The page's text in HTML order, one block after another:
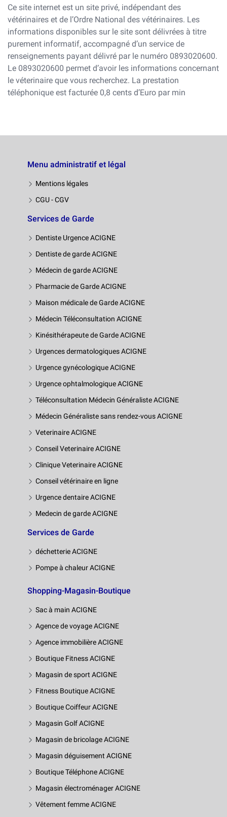
Ce site internet est un site privé, indépendant des
vétérinaires et de l’Ordre National des vétérinaires. Les
informations disponibles sur le site sont délivrées à titre
purement informatif, accompagné d’un service de
renseignements payant délivré par le numéro 0893020600.
Le 0893020600 permet d’avoir les informations concernant
le véterinaire que vous recherchez. La prestation
téléphonique est facturée 0,8 cents d’Euro par min
Menu administratif et légal
Mentions légales
CGU - CGV
Services de Garde
Dentiste Urgence ACIGNE
Dentiste de garde ACIGNE
Médecin de garde ACIGNE
Pharmacie de Garde ACIGNE
Maison médicale de Garde ACIGNE
Médecin Téléconsultation ACIGNE
Kinésithérapeute de Garde ACIGNE
Urgences dermatologiques ACIGNE
Urgence gynécologique ACIGNE
Urgence ophtalmologique ACIGNE
Téléconsultation Médecin Généraliste ACIGNE
Médecin Généraliste sans rendez-vous ACIGNE
Veterinaire ACIGNE
Conseil Veterinaire ACIGNE
Clinique Veterinaire ACIGNE
Conseil vétérinaire en ligne
Urgence dentaire ACIGNE
Medecin de garde ACIGNE
Services de Garde
déchetterie ACIGNE
Pompe à chaleur ACIGNE
Shopping-Magasin-Boutique
Sac à main ACIGNE
Agence de voyage ACIGNE
Agence immobilière ACIGNE
Boutique Fitness ACIGNE
Magasin de sport ACIGNE
Fitness Boutique ACIGNE
Boutique Coiffeur ACIGNE
Magasin Golf ACIGNE
Magasin de bricolage ACIGNE
Magasin déguisement ACIGNE
Boutique Téléphone ACIGNE
Magasin électroménager ACIGNE
Vêtement femme ACIGNE